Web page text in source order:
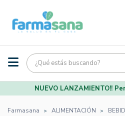
NUEVO LANZAMIENTO!!
Farmasana ALIMENTACIÓN